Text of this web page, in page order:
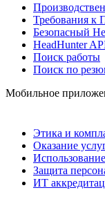
Требования к
Безопасный
HeadHunter
Поиск работы
Поиск по
Мобильное
Этика и
Оказание
Защита
ИТ